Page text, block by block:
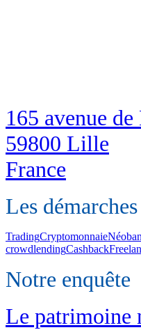
165 avenue de
59800 Lille
France
Les
TradingCryptomonnaie
crowdlendingCashback
Notre enquête
Le patrimoine